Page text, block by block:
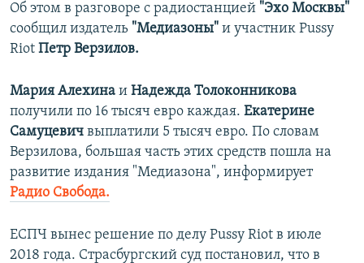
Об этом в разговоре с радиостанцией "Эхо Москвы"
сообщил издатель "Медиазоны" и участник Pussy
Riot Петр Верзилов.
Мария Алехина и Надежда Толоконникова
получили по 16 тысяч евро каждая. Екатерине
Самуцевич выплатили 5 тысяч евро. По словам
Верзилова, большая часть этих средств пошла на
развитие издания "Медиазона", информирует
Радио Свобода.
ЕСПЧ вынес решение по делу Pussy Riot в июле
2018 года. Страсбургский суд постановил, что в